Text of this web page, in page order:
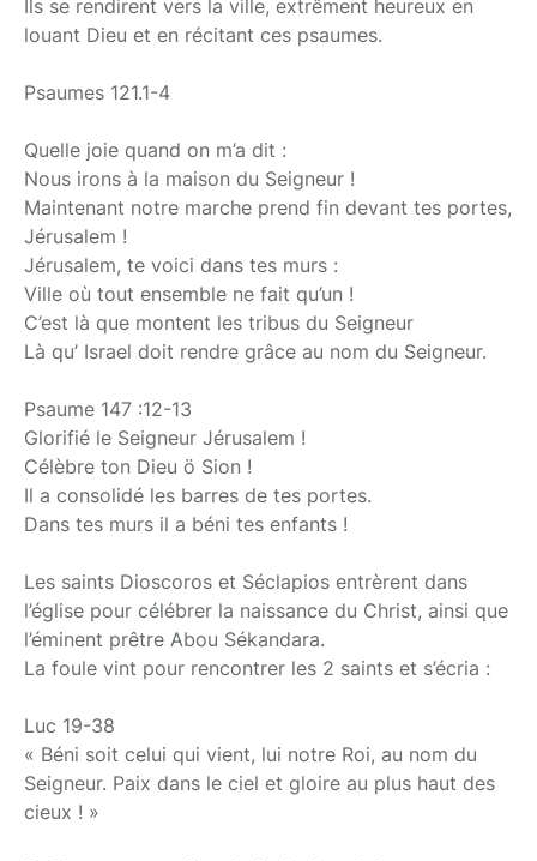
Ils se rendirent vers la ville, extrêment heureux en
louant Dieu et en récitant ces psaumes.
Psaumes 121.1-4
Quelle joie quand on m’a dit :
Nous irons à la maison du Seigneur !
Maintenant notre marche prend fin devant tes portes,
Jérusalem !
Jérusalem, te voici dans tes murs :
Ville où tout ensemble ne fait qu’un !
C’est là que montent les tribus du Seigneur
Là qu’ Israel doit rendre grâce au nom du Seigneur.
Psaume 147 :12-13
Glorifié le Seigneur Jérusalem !
Célèbre ton Dieu ö Sion !
Il a consolidé les barres de tes portes.
Dans tes murs il a béni tes enfants !
Les saints Dioscoros et Séclapios entrèrent dans
l’église pour célébrer la naissance du Christ, ainsi que
l’éminent prêtre Abou Sékandara.
La foule vint pour rencontrer les 2 saints et s’écria :
Luc 19-38
« Béni soit celui qui vient, lui notre Roi, au nom du
Seigneur. Paix dans le ciel et gloire au plus haut des
cieux ! »